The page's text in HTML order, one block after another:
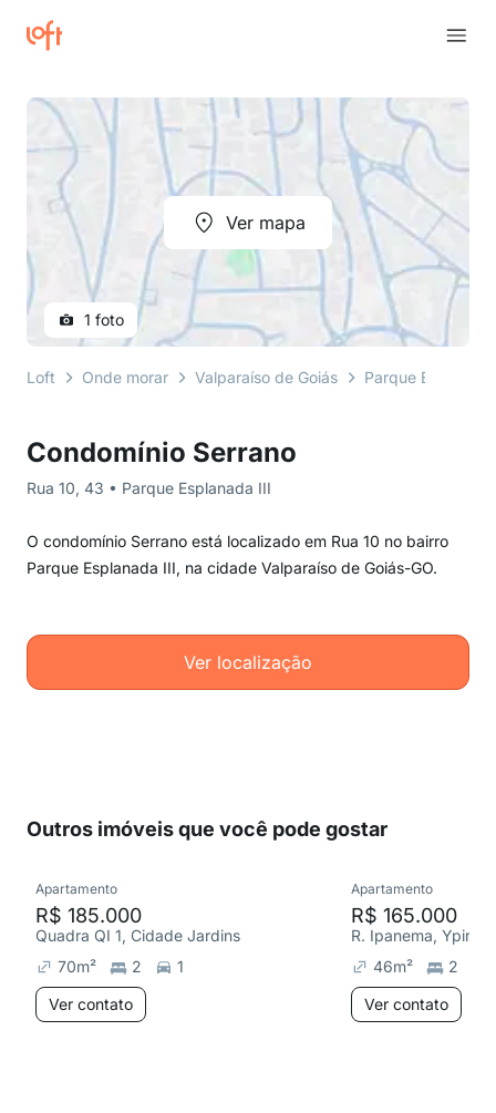
Condomínio Serrano
Rua 10, 43 • Parque Esplanada III
O condomínio Serrano está localizado em Rua 10 no bairro
Parque Esplanada III, na cidade Valparaíso de Goiás-GO.
Ver localização
Ver mapa
1 foto
Loft Onde morar Valparaíso de Goiás Parque
Outros imóveis que você pode gostar
Apartamento
R$ 185.000
Quadra QI 1, Cidade Jardins
70m² 2
1
Ver contato
Apartamento
R$ 165.000
R. Ipanema,
46m² 2
Ver contato